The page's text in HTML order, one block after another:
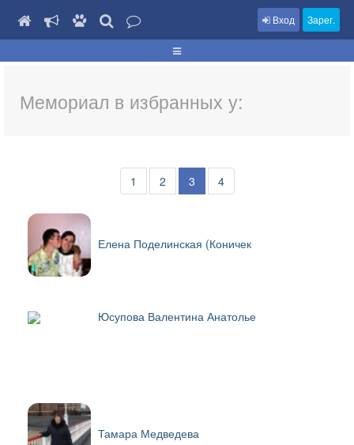
Вход Зарег.
Мемориал в избранных у:
1 2 3 4
Елена Поделинская (Коничек
Юсупова Валентина Анатолье
Тамара Медведева